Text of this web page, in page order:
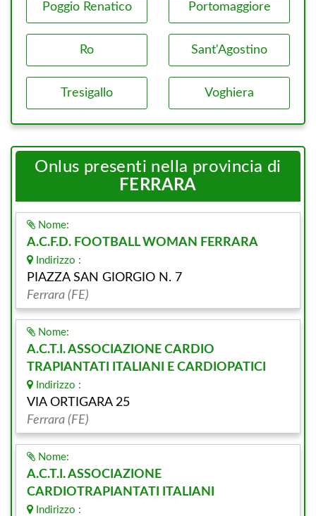
Poggio Renatico Portomaggiore
Ro Sant'Agostino
Tresigallo Voghiera
Onlus presenti nella provincia di
FERRARA
Nome:
A.C.F.D. FOOTBALL WOMAN FERRARA
Indirizzo :
PIAZZA SAN GIORGIO N. 7
Ferrara (FE)
Nome:
A.C.T.I. ASSOCIAZIONE CARDIO
TRAPIANTATI ITALIANI E CARDIOPATICI
Indirizzo :
VIA ORTIGARA 25
Ferrara (FE)
Nome:
A.C.T.I. ASSOCIAZIONE
CARDIOTRAPIANTATI ITALIANI
Indirizzo :